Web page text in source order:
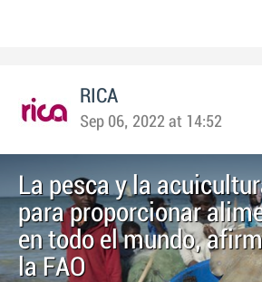
RICA
Sep 06, 2022 at 14:52
La pesca y la
para proporcionar
en todo el mundo,
la FAO